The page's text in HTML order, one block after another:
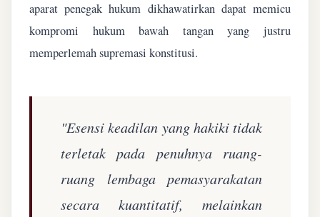
aparat penegak hukum dikhawatirkan dapat memicu
kompromi hukum bawah tangan yang justru
memperlemah supremasi konstitusi.
"Esensi keadilan yang hakiki tidak
terletak pada penuhnya ruang-
ruang lembaga pemasyarakatan
secara kuantitatif, melainkan